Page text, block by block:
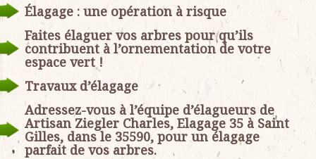
Élagage : une opération à risque
Faites élaguer vos arbres pour qu’ils
contribuent à l’ornementation de votre
espace vert !
Travaux d’élagage
Adressez-vous à l’équipe d’élagueurs de
Artisan Ziegler Charles, Elagage 35 à Saint
Gilles, dans le 35590, pour un élagage
parfait de vos arbres.